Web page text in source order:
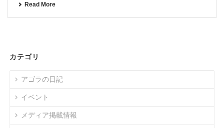
Read More
カテゴリ
アゴラの日記
イベント
メディア掲載情報